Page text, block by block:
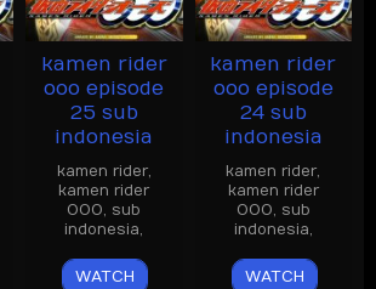
kamen rider
ooo episode
25 sub
indonesia
kamen rider,
kamen rider
OOO, sub
indonesia,
WATCH
kamen rider
ooo episode
24 sub
indonesia
kamen rider,
kamen rider
OOO, sub
indonesia,
WATCH